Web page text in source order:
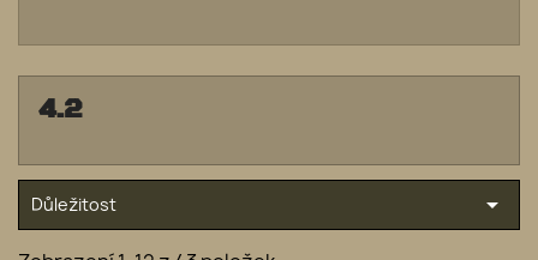
4.2
Důležitost 